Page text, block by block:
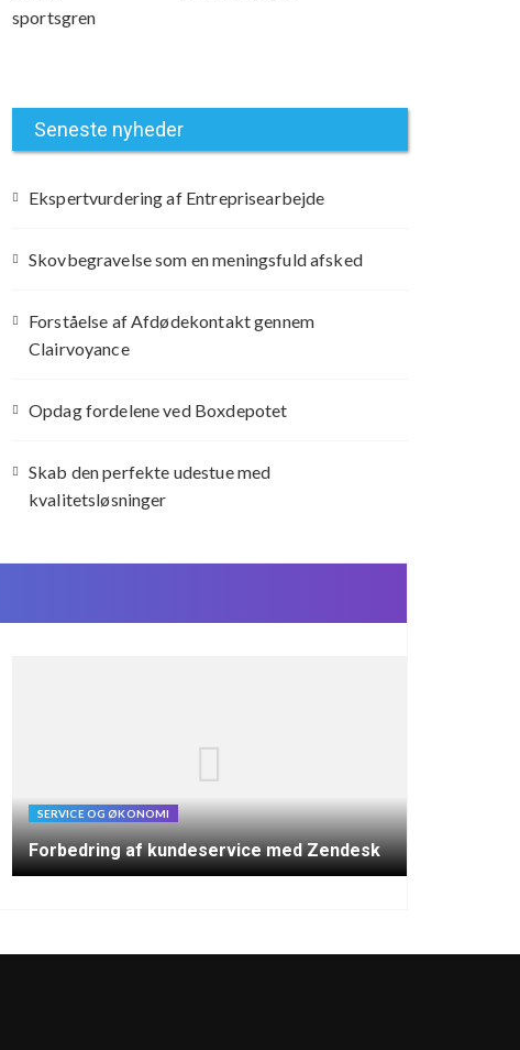
Seneste nyheder
Ekspertvurdering af Entreprisearbejde
Skovbegravelse som en meningsfuld afsked
Forståelse af Afdødekontakt gennem
Clairvoyance
Opdag fordelene ved Boxdepotet
Skab den perfekte udestue med
kvalitetsløsninger
SERVICE OG ØKONOMI
Forbedring af kundeservice med Zendesk